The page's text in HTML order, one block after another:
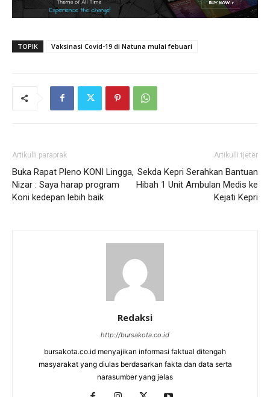
TOPIK Vaksinasi Covid-19 di Natuna mulai febuari
Artikulli paraprak
Buka Rapat Pleno KONI Lingga,
Nizar : Saya harap program
Koni kedepan lebih baik
Artikulli tjetër
Sekda Kepri Serahkan Bantuan
Hibah 1 Unit Ambulan Medis ke
Kejati Kepri
Redaksi
http://bursakota.co.id
bursakota.co.id menyajikan informasi faktual ditengah
masyarakat yang diulas berdasarkan fakta dan data serta
narasumber yang jelas